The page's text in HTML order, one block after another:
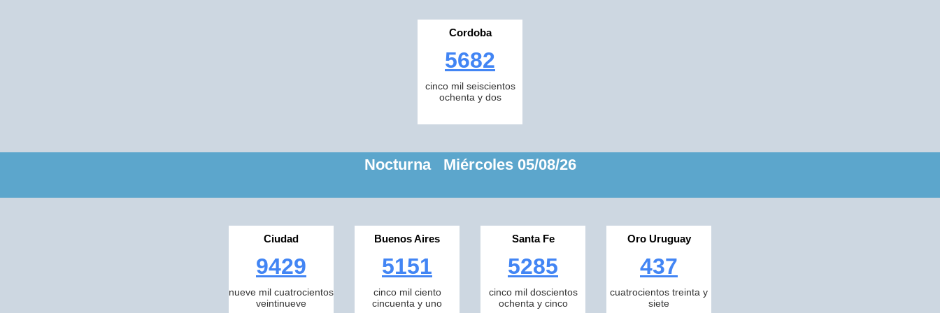
Cordoba
5682
cinco mil seiscientos
ochenta y dos
Nocturna Miércoles 05/08/26
Ciudad
9429
nueve mil cuatrocientos
veintinueve
Buenos Aires
5151
cinco mil ciento
cincuenta y uno
Santa Fe
5285
cinco mil doscientos
ochenta y cinco
Oro Uruguay
437
cuatrocientos treinta y
siete